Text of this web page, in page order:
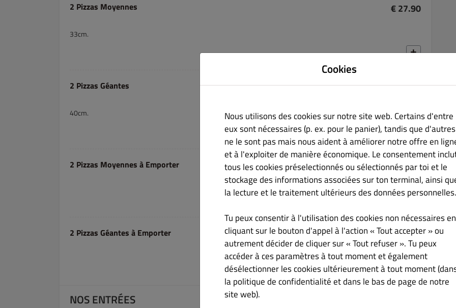
2 Pizzas Moyennes € 27.90
33cm.
2 Pizzas Géantes € 29.90
40cm.
2 Pizzas Moyennes à Emporter € 19.00
2 Pizzas Géantes à Emporter € 25.00
NOS ENTRÉES
Cookies
Nous utilisons des cookies sur notre site web. Certains d'entre
eux sont nécessaires (p. ex. pour le panier), tandis que d'autres
ne le sont pas mais nous aident à améliorer notre offre en
et à l'exploiter de manière économique. Le consentement
tous les cookies préselectionnés ou sélectionnés par toi et le
stockage des informations associées sur ton terminal, ainsi
la lecture et le traitement ultérieurs des données personnelles.
Tu peux consentir à l'utilisation des cookies non nécessaires en
cliquant sur le bouton d'appel à l'action « Tout accepter » ou
autrement décider de cliquer sur « Tout refuser ». Tu peux
accéder à ces paramètres à tout moment et également
désélectionner les cookies ultérieurement à tout moment
la politique de confidentialité et dans le bas de page de notre
site web).